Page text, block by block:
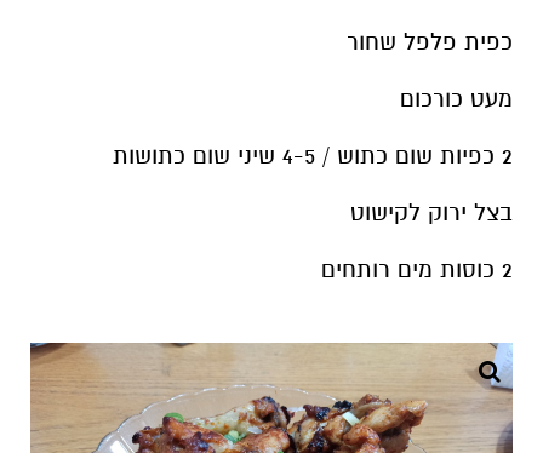
כפית פלפל שחור
מעט כורכום
2 כפיות שום כתוש / 4-5 שיני שום כתושות
בצל ירוק לקישוט
2 כוסות מים רותחים